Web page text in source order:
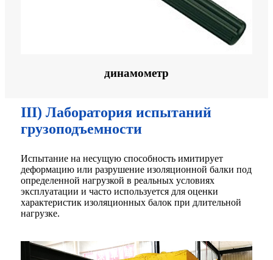
динамометр
III) Лаборатория испытаний
грузоподъемности
Испытание на несущую способность имитирует
деформацию или разрушение изоляционной балки под
определенной нагрузкой в ​​реальных условиях
эксплуатации и часто используется для оценки
характеристик изоляционных балок при длительной
нагрузке.